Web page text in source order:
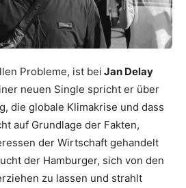
Probleme, ist bei Jan Delay
neuen Single spricht er über
die globale Klimakrise und dass
auf Grundlage der Fakten,
der Wirtschaft gehandelt
der Hamburger, sich von den
zu lassen und strahlt